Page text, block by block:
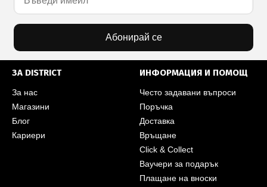
Абонирай се
ЗА DISTRICT
За нас
Магазини
Блог
Кариери
ИНФОРМАЦИЯ И ПОМОЩ
Често задавани въпроси
Поръчка
Доставка
Връщане
Click & Collect
Ваучери за подарък
Плащане на вноски